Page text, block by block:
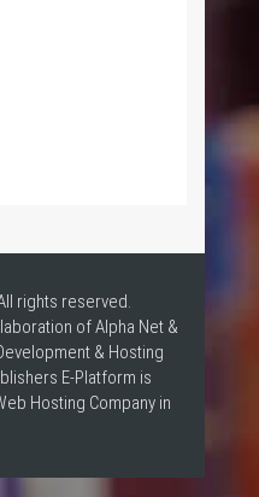
rights reserved.
of Alpha Net &
& Hosting
E-Platform is
Hosting Company in